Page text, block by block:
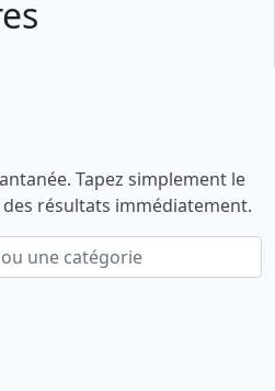
Tapez simplement le
résultats immédiatement.